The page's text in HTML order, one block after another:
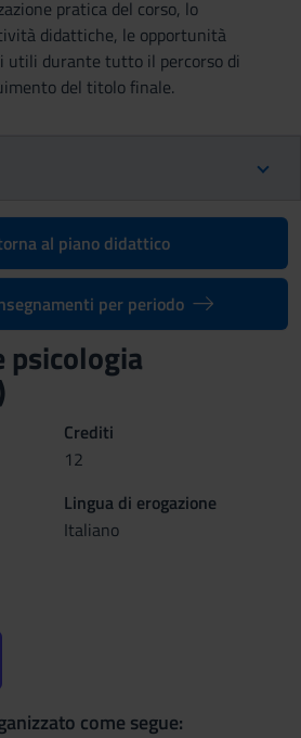
pratica del corso, lo
didattiche, le opportunità
durante tutto il percorso di
del titolo finale.
al piano didattico
per periodo
psicologia
Crediti
12
Lingua di erogazione
Italiano
come segue: